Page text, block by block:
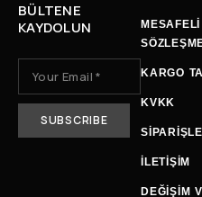
BÜLTENE
KAYDOLUN
KARGO
KVKK
İLETIŞIM
DEĞIŞIM